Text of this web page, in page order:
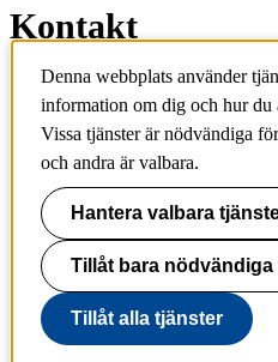
Kontakt
Kontakta utbildningsprogram
Kontakta kurs
IT-support
KTH Entré
KTH
100 44 Stockholm
+46 8 790 60 00
info@kth.se
📷 @KTHstudent på Instagram
Denna webbplats använder
information om dig och hur du
Vissa tjänster är nödvändiga
och andra är valbara.
Hantera valbara
Tillåt bara nödvändiga
Tillåt alla tjänster